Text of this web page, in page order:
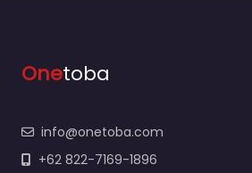
Onetoba
info@onetoba.com
+62 822-7169-1896